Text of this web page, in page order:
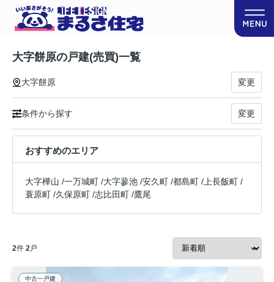
大字餅原の戸建(売買)一覧
大字餅原 変更
条件から探す 変更
おすすめのエリア
大字樺山 /一万城町 /大字蓼池 /安久町 /都島町 / 上長飯町 /
蓑原町 /久保原町 /志比田町 /鷹尾
2件 2戸
中古一戸建